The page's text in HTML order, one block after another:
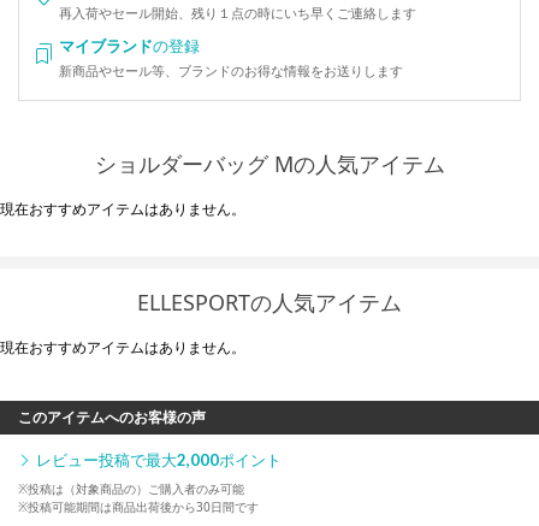
再入荷やセール開始、残り１点の時にいち早くご連絡します
マイブランドの登録
新商品やセール等、ブランドのお得な情報をお送りします
ショルダーバッグ Mの人気アイテム
現在おすすめアイテムはありません。
ELLESPORTの人気アイテム
現在おすすめアイテムはありません。
このアイテムへのお客様の声
レビュー投稿で最大2,000ポイント
※投稿は（対象商品の）ご購入者のみ可能
※投稿可能期間は商品出荷後から30日間です